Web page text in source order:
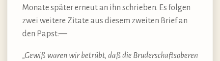
Monate später erneut an ihn schrieben. Es folgen
zwei weitere Zitate aus diesem zweiten Brief an
den Papst:—
„Gewiß waren wir betrübt, daß die Bruderschaftsoberen